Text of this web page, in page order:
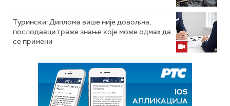
Турински: Диплома више није довољна,
послодавци траже знање које може одмах да
се примени